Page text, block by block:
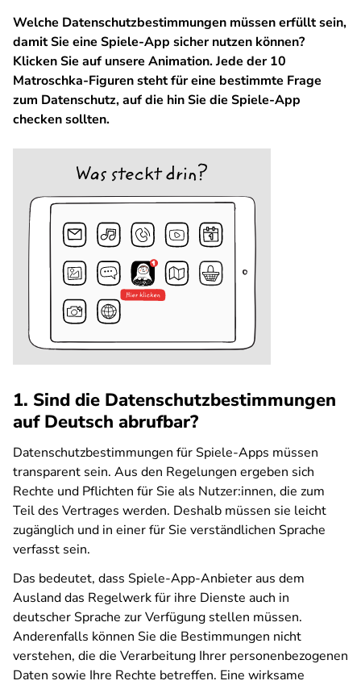
Welche Datenschutzbestimmungen müssen erfüllt sein,
damit Sie eine Spiele-App sicher nutzen können?
Klicken Sie auf unsere Animation. Jede der 10
Matroschka-Figuren steht für eine bestimmte Frage
zum Datenschutz, auf die hin Sie die Spiele-App
checken sollten.
1. Sind die Datenschutzbestimmungen
auf Deutsch abrufbar?
Datenschutzbestimmungen für Spiele-Apps müssen
transparent sein. Aus den Regelungen ergeben sich
Rechte und Pflichten für Sie als Nutzer:innen, die zum
Teil des Vertrages werden. Deshalb müssen sie leicht
zugänglich und in einer für Sie verständlichen Sprache
verfasst sein.
Das bedeutet, dass Spiele-App-Anbieter aus dem
Ausland das Regelwerk für ihre Dienste auch in
deutscher Sprache zur Verfügung stellen müssen.
Anderenfalls können Sie die Bestimmungen nicht
verstehen, die die Verarbeitung Ihrer personenbezogenen
Daten sowie Ihre Rechte betreffen. Eine wirksame